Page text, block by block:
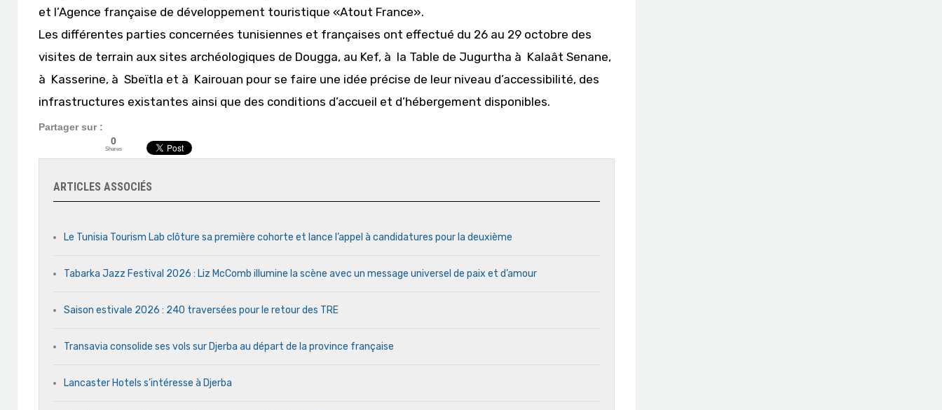
et l’Agence française de développement touristique «Atout France».
Les différentes parties concernées tunisiennes et françaises ont effectué du 26 au 29 octobre des
visites de terrain aux sites archéologiques de Dougga, au Kef, à la Table de Jugurtha à Kalaât Senane,
à Kasserine, à Sbeïtla et à Kairouan pour se faire une idée précise de leur niveau d’accessibilité, des
infrastructures existantes ainsi que des conditions d’accueil et d’hébergement disponibles.
Partager sur :
0
Shares
ARTICLES ASSOCIÉS
Le Tunisia Tourism Lab clôture sa première cohorte et lance l’appel à candidatures pour la deuxième
Tabarka Jazz Festival 2026 : Liz McComb illumine la scène avec un message universel de paix et d’amour
Saison estivale 2026 : 240 traversées pour le retour des TRE
Transavia consolide ses vols sur Djerba au départ de la province française
Lancaster Hotels s’intéresse à Djerba